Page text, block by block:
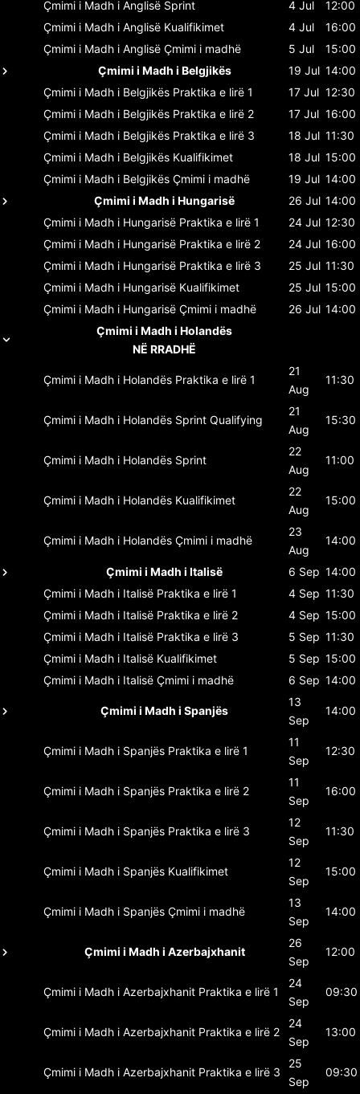
Çmimi i Madh i Anglisë Sprint 4 Jul
12:00
Çmimi i Madh i Anglisë Kualifikimet 4 Jul
16:00
Çmimi i Madh i Anglisë Çmimi i madhë 5 Jul
15:00
Çmimi i Madh i Belgjikës
19 Jul 14:00
Çmimi i Madh i Belgjikës Praktika e lirë 1 17 Jul 12:30
Çmimi i Madh i Belgjikës Praktika e lirë 2 17 Jul 16:00
Çmimi i Madh i Belgjikës Praktika e lirë 3 18 Jul 11:30
Çmimi i Madh i Belgjikës Kualifikimet 18 Jul 15:00
Çmimi i Madh i Belgjikës Çmimi i madhë 19 Jul 14:00
Çmimi i Madh i Hungarisë
26 Jul 14:00
Çmimi i Madh i Hungarisë Praktika e lirë 1 24 Jul 12:30
Çmimi i Madh i Hungarisë Praktika e lirë 2 24 Jul 16:00
Çmimi i Madh i Hungarisë Praktika e lirë 3 25 Jul 11:30
Çmimi i Madh i Hungarisë Kualifikimet 25 Jul 15:00
Çmimi i Madh i Hungarisë Çmimi i madhë 26 Jul 14:00
Çmimi i Madh i Holandës
NË RRADHË
Çmimi i Madh i Holandës Praktika e lirë 1
21
Aug
11:30
Çmimi i Madh i Holandës Sprint Qualifying
21
Aug
15:30
Çmimi i Madh i Holandës Sprint
22
Aug
11:00
Çmimi i Madh i Holandës Kualifikimet
22
Aug
15:00
Çmimi i Madh i Holandës Çmimi i madhë
23
Aug
14:00
Çmimi i Madh i Italisë 6 Sep 14:00
Çmimi i Madh i Italisë Praktika e lirë 1 4 Sep 11:30
Çmimi i Madh i Italisë Praktika e lirë 2 4 Sep 15:00
Çmimi i Madh i Italisë Praktika e lirë 3 5 Sep 11:30
Çmimi i Madh i Italisë Kualifikimet 5 Sep 15:00
Çmimi i Madh i Italisë Çmimi i madhë 6 Sep 14:00
Çmimi i Madh i Spanjës
13
Sep
14:00
Çmimi i Madh i Spanjës Praktika e lirë 1
11
Sep
12:30
Çmimi i Madh i Spanjës Praktika e lirë 2
11
Sep
16:00
Çmimi i Madh i Spanjës Praktika e lirë 3
12
Sep
11:30
Çmimi i Madh i Spanjës Kualifikimet
12
Sep
15:00
Çmimi i Madh i Spanjës Çmimi i madhë
13
Sep
14:00
Çmimi i Madh i Azerbajxhanit
26
Sep
12:00
Çmimi i Madh i Azerbajxhanit Praktika e lirë 1
24
Sep
09:30
Çmimi i Madh i Azerbajxhanit Praktika e lirë 2
24
Sep
13:00
Çmimi i Madh i Azerbajxhanit Praktika e lirë 3
25
Sep
09:30